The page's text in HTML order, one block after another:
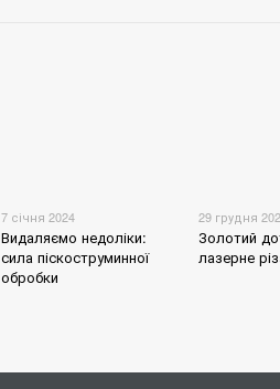
7 січня 2024
Видаляємо недоліки:
сила піскоструминної
обробки
29 грудня
Золотий
лазерне